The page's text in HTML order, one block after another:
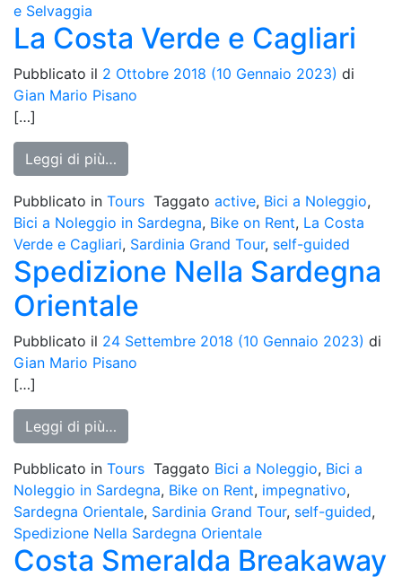
e Selvaggia
La Costa Verde e Cagliari
Pubblicato il 2 Ottobre 2018 (10 Gennaio 2023) di
Gian Mario Pisano
[…]
Leggi di più…
Pubblicato in Tours Taggato active, Bici a Noleggio,
Bici a Noleggio in Sardegna, Bike on Rent, La Costa
Verde e Cagliari, Sardinia Grand Tour, self-guided
Spedizione Nella Sardegna
Orientale
Pubblicato il 24 Settembre 2018 (10 Gennaio 2023) di
Gian Mario Pisano
[…]
Leggi di più…
Pubblicato in Tours Taggato Bici a Noleggio, Bici a
Noleggio in Sardegna, Bike on Rent, impegnativo,
Sardegna Orientale, Sardinia Grand Tour, self-guided,
Spedizione Nella Sardegna Orientale
Costa Smeralda Breakaway